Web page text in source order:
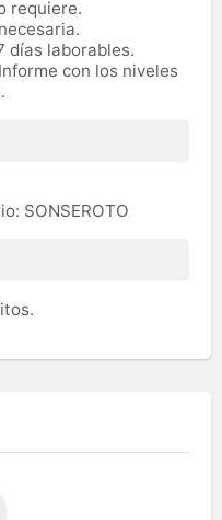
requiere.
días laborables.
con los niveles
SONSEROTO